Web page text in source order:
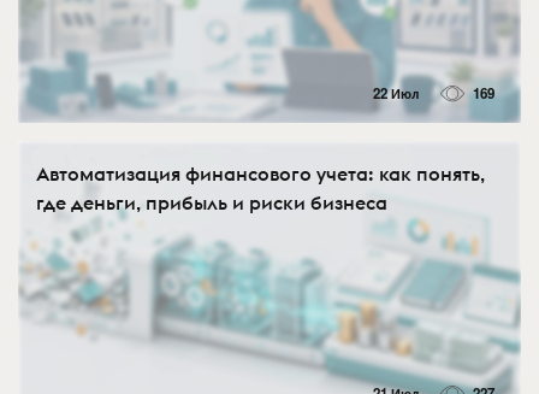
22 Июл 169
Автоматизация финансового учета: как понять,
где деньги, прибыль и риски бизнеса